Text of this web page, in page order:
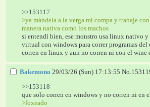
>>153117
>ya mándela a la verga mi compa y trabaje
manera nativa como los machos
si entendí bien, ese monstro usa linux nativo y
virtual con windows para correr programas del
corren en linux y aun no corren ni con el wine
Bakemono 29/03/26 (Sun) 17:13:55 No.
>>153118
que solo corren en windows y no corren ni en
>foxeado